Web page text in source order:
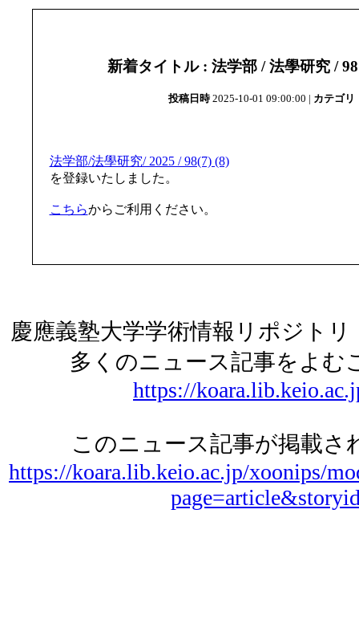
新着タイトル : 法学部 / 法學研究 /
投稿日時2025-10-01 09:00:00 | カテゴリ
法学部/法學研究/ 2025 / 98(7) (8)
を登録いたしました。
こちらからご利用ください。
慶應義塾大学学術情報リポジト
多くのニュース記事をよむ
https://
このニュース記事が掲載さ
https://koara.lib.keio.ac.jp/xoonips/